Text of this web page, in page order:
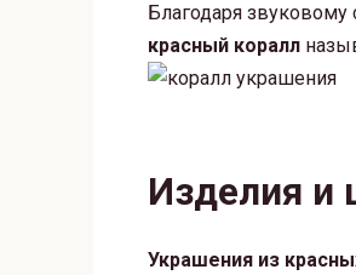
Благодаря
красный коралл
Изделия и
Украшения из